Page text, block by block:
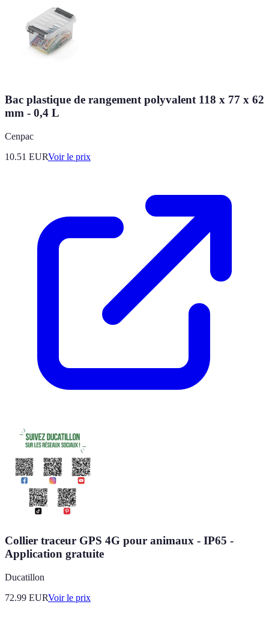
Bac plastique de rangement polyvalent 118 x 77 x 62
mm - 0,4 L
Cenpac
10.51 EURVoir le prix
Collier traceur GPS 4G pour animaux - IP65 -
Application gratuite
Ducatillon
72.99 EURVoir le prix